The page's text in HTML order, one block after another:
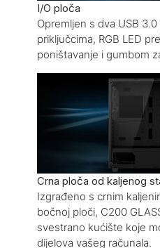
I/O ploča
Opremljen s dva USB
priključcima, RGB LED
poništavanje i gumbom
Crna ploča od kaljenog
Izgrađeno s crnim
bočnoj ploči, C200
svestrano kućište koje
dijelova vašeg računala.